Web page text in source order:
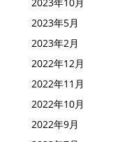
2024年7月
2023年10月
2023年5月
2023年2月
2022年12月
2022年11月
2022年10月